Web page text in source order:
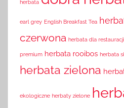
herbata
earl grey English Breakfast Tea
czerwona herbata dla restauracji
premium herbata rooibos herbata
herbata zielona
ekologiczne herbaty zielone